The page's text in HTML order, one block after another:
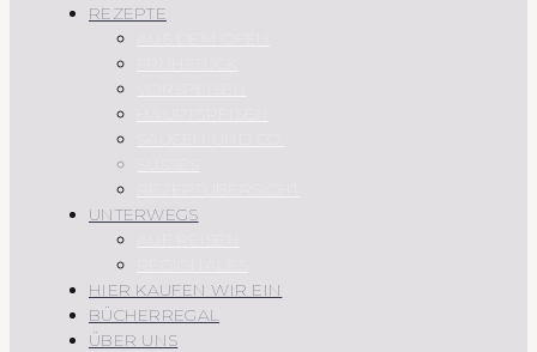
REZEPTE
UNTERWEGS
HIER KAUFEN WIR EIN
BÜCHERREGAL
ÜBER UNS